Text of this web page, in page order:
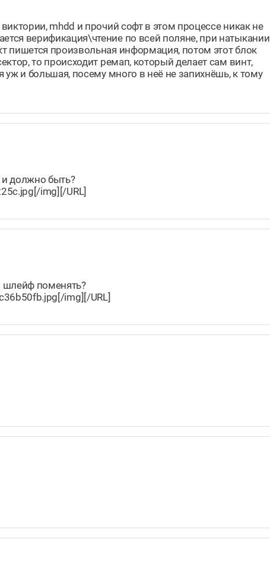
mhdd и прочий софт в этом процессе никак не
верификация\чтение по всей поляне, при натыкании
пишется произвольная информация, потом этот блок
то происходит ремап, который делает сам винт,
уж и большая, посему много в неё не запихнёшь, к тому
и должно быть?
img][/URL]
шлейф поменять?
img][/URL]